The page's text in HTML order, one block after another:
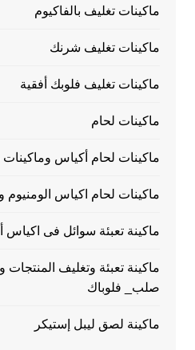
ماكينات تغليف بالفاكيوم
ماكينات تغليف شرنك
ماكينات تغليف فلوبك أفقية
ماكينات لحام
ماكينات لحام أكياس وماكينات
ماكينات لحام اكياس الومنيوم و
ماكينة تعبئة سوائل فى اكياس
ماكينة تعبئة وتغليف
صلب_ فلوباك
ماكينة لصق ليبل إستيكر